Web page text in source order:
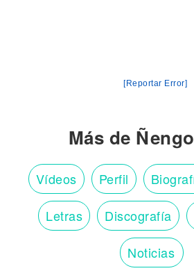
[Reportar Error]
Más de
Vídeos Perfil
Letras Discografía
Noticias